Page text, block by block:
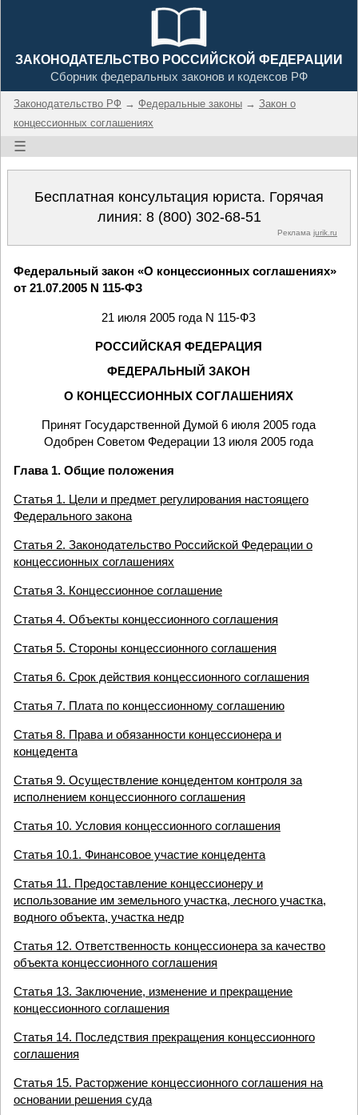
ЗАКОНОДАТЕЛЬСТВО РОССИЙСКОЙ ФЕДЕРАЦИИ
Сборник федеральных законов и кодексов РФ
Законодательство РФ → Федеральные законы → Закон о
концессионных соглашениях
☰
Бесплатная консультация юриста. Горячая
линия: 8 (800) 302-68-51
Реклама jurik.ru
Федеральный закон «О концессионных соглашениях»
от 21.07.2005 N 115-ФЗ
21 июля 2005 года N 115-ФЗ
РОССИЙСКАЯ ФЕДЕРАЦИЯ
ФЕДЕРАЛЬНЫЙ ЗАКОН
О КОНЦЕССИОННЫХ СОГЛАШЕНИЯХ
Принят Государственной Думой 6 июля 2005 года
Одобрен Советом Федерации 13 июля 2005 года
Глава 1. Общие положения
Статья 1. Цели и предмет регулирования настоящего
Федерального закона
Статья 2. Законодательство Российской Федерации о
концессионных соглашениях
Статья 3. Концессионное соглашение
Статья 4. Объекты концессионного соглашения
Статья 5. Стороны концессионного соглашения
Статья 6. Срок действия концессионного соглашения
Статья 7. Плата по концессионному соглашению
Статья 8. Права и обязанности концессионера и
концедента
Статья 9. Осуществление концедентом контроля за
исполнением концессионного соглашения
Статья 10. Условия концессионного соглашения
Статья 10.1. Финансовое участие концедента
Статья 11. Предоставление концессионеру и
использование им земельного участка, лесного участка,
водного объекта, участка недр
Статья 12. Ответственность концессионера за качество
объекта концессионного соглашения
Статья 13. Заключение, изменение и прекращение
концессионного соглашения
Статья 14. Последствия прекращения концессионного
соглашения
Статья 15. Расторжение концессионного соглашения на
основании решения суда